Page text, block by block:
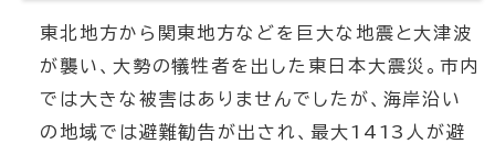
東北地方から関東地方などを巨大な地震と大津波
が襲い、大勢の犠牲者を出した東日本大震災。市内
では大きな被害はありませんでしたが、海岸沿い
の地域では避難勧告が出され、最大1413人が避